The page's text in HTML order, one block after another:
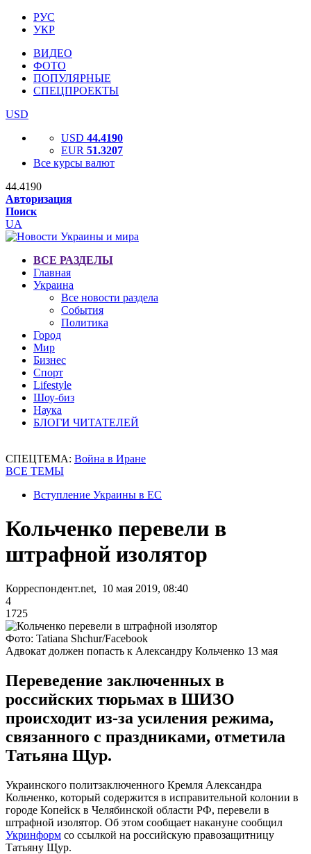
РУС
УКР
ВИДЕО
ФОТО
ПОПУЛЯРНЫЕ
СПЕЦПРОЕКТЫ
USD
USD 44.4190
EUR 51.3207
Все курсы валют
44.4190
Авторизация
Поиск
UA
ВСЕ РАЗДЕЛЫ
Главная
Украина
Все новости раздела
События
Политика
Город
Мир
Бизнес
Спорт
Lifestyle
Шоу-биз
Наука
БЛОГИ ЧИТАТЕЛЕЙ
СПЕЦТЕМА: Война в Иране
ВСЕ ТЕМЫ
Вступление Украины в ЕС
Кольченко перевели в
штрафной изолятор
Корреспондент.net, 10 мая 2019, 08:40
4
1725
Фото: Tatiana Shchur/Facebook
Адвокат должен попасть к Александру Кольченко 13 мая
Переведение заключенных в
российских тюрьмах в ШИЗО
происходит из-за усиления режима,
связанного с праздниками, отметила
Татьяна Щур.
Украинского политзаключенного Кремля Александра
Кольченко, который содержится в исправительной колонии в
городе Копейск в Челябинской области РФ, перевели в
штрафной изолятор. Об этом сообщает накануне сообщил
Укринформ со ссылкой на российскую правозащитницу
Татьяну Щур.